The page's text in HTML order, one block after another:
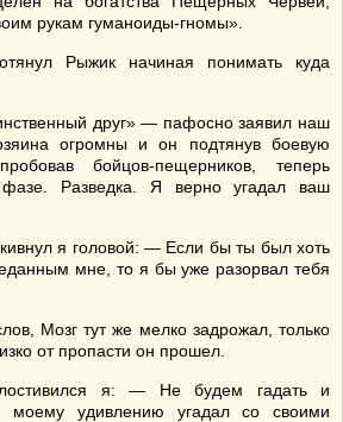
рукам гуманоиды-гномы».
Рыжик начиная понимать куда
друг» — пафосно заявил наш
огромны и он подтянув боевую
бойцов-пещерников, теперь
фазе. Разведка. Я верно угадал ваш
я головой: — Если бы ты был хоть
мне, то я бы уже разорвал тебя
Мозг тут же мелко задрожал, только
от пропасти он прошел.
я: — Не будем гадать и
моему удивлению угадал со своими